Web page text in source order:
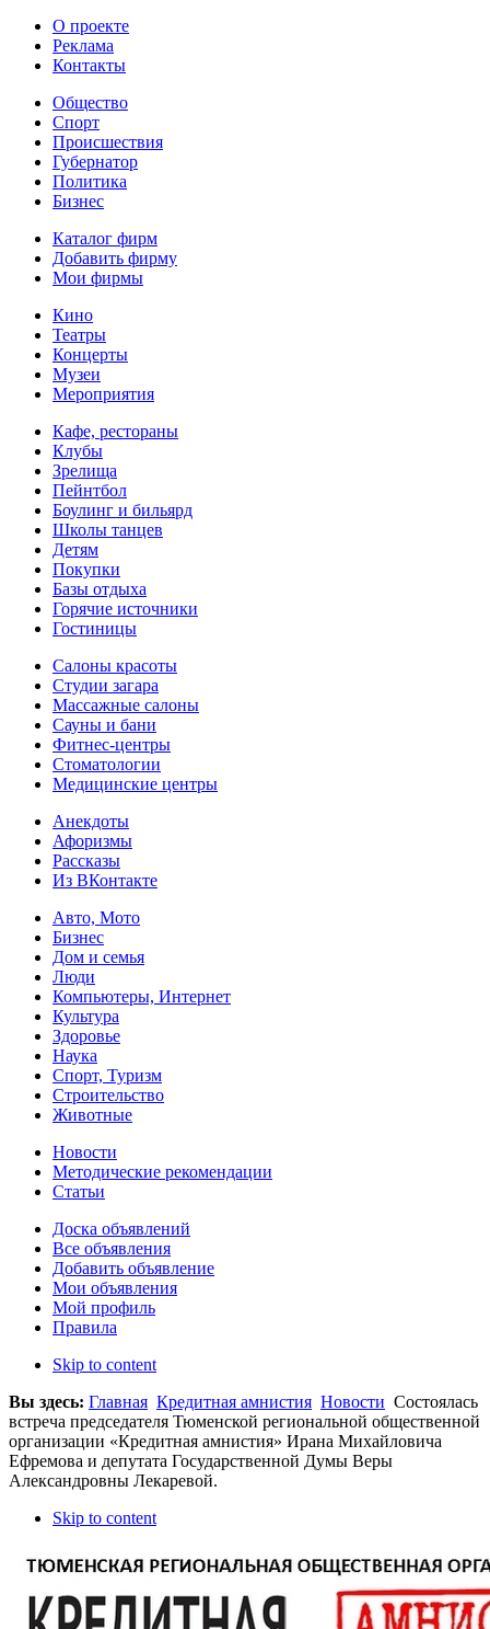
О проекте
Реклама
Контакты
Общество
Спорт
Происшествия
Губернатор
Политика
Бизнес
Каталог фирм
Добавить фирму
Мои фирмы
Кино
Театры
Концерты
Музеи
Мероприятия
Кафе, рестораны
Клубы
Зрелища
Пейнтбол
Боулинг и бильярд
Школы танцев
Детям
Покупки
Базы отдыха
Горячие источники
Гостиницы
Салоны красоты
Студии загара
Массажные салоны
Сауны и бани
Фитнес-центры
Стоматологии
Медицинские центры
Анекдоты
Афоризмы
Рассказы
Из ВКонтакте
Авто, Мото
Бизнес
Дом и семья
Люди
Компьютеры, Интернет
Культура
Здоровье
Наука
Спорт, Туризм
Строительство
Животные
Новости
Методические рекомендации
Статьи
Доска объявлений
Все объявления
Добавить объявление
Мои объявления
Мой профиль
Правила
Skip to content
Вы здесь: Главная Кредитная амнистия Новости Состоялась
встреча председателя Тюменской региональной общественной
организации «Кредитная амнистия» Ирана Михайловича
Ефремова и депутата Государственной Думы Веры
Александровны Лекаревой.
Skip to content